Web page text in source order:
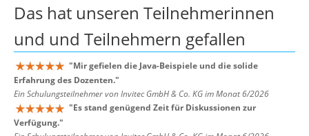
Das hat unseren Teilnehmerinnen
und und Teilnehmern gefallen
"Mir gefielen die Java-Beispiele und die solide
Erfahrung des Dozenten."
Ein Schulungsteilnehmer von Invitec GmbH & Co. KG im Monat 6/2026
"Es stand genügend Zeit für Diskussionen zur
Verfügung."